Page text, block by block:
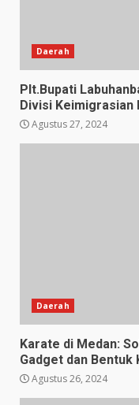
Daerah
Plt.Bupati
Divisi Keimigrasian
Agustus 27, 2024
Daerah
Karate di Medan:
Gadget dan
Agustus 26, 2024